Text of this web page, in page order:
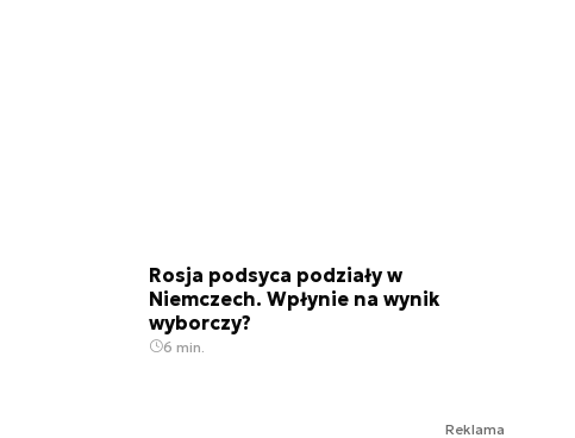
Rosja podsyca podziały w
Niemczech. Wpłynie na wynik
wyborczy?
6 min.
Reklama